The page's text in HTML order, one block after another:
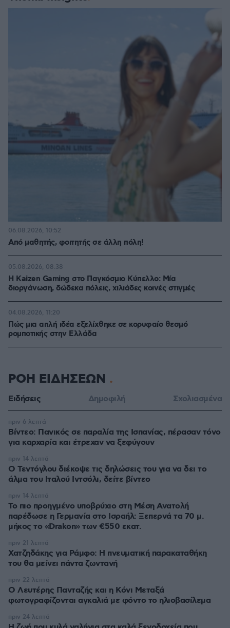
Από μαθητής, φοιτητής σε άλλη πόλη!
06.08.2026, 10:52
H Kaizen Gaming στο Παγκόσμιο Kύπελλο: Μία
διοργάνωση, δώδεκα πόλεις, χιλιάδες κοινές στιγμές
05.08.2026, 08:38
Πώς μια απλή ιδέα εξελίχθηκε σε κορυφαίο θεσμό
ρομποτικής στην Ελλάδα
04.08.2026, 11:20
ΡΟΗ ΕΙΔΗΣΕΩΝ
Ειδήσεις Δημοφιλή Σχολιασμένα
Βίντεο: Πανικός σε παραλία της Ισπανίας, πέρασαν τόνο
για καρχαρία και έτρεχαν να ξεφύγουν
πριν 6 λεπτά
Ο Τεντόγλου διέκοψε τις δηλώσεις του για να δει το
άλμα του Ιταλού Ιντσόλι, δείτε βίντεο
πριν 14 λεπτά
Το πιο προηγμένο υποβρύχιο στη Μέση Ανατολή
παρέδωσε η Γερμανία στο Ισραήλ: Ξεπερνά τα 70 μ.
μήκος το «Drakon» των €550 εκατ.
πριν 14 λεπτά
Χατζηδάκης για Ράμφο: Η πνευματική παρακαταθήκη
του θα μείνει πάντα ζωντανή
πριν 21 λεπτά
Ο Λευτέρης Πανταζής και η Κόνι Μεταξά
φωτογραφίζονται αγκαλιά με φόντο το ηλιοβασίλεμα
πριν 22 λεπτά
πριν 24 λεπτά